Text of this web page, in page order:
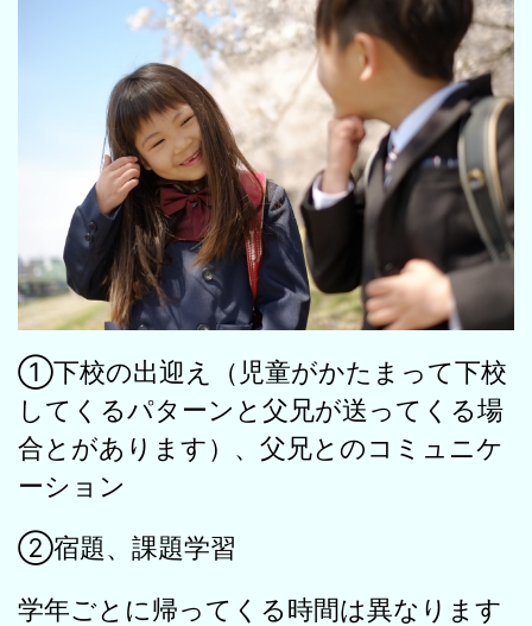
①下校の出迎え（児童がかたまって下校
してくるパターンと父兄が送ってくる場
合とがあります）、父兄とのコミュニケ
ーション
②宿題、課題学習
学年ごとに帰ってくる時間は異なります